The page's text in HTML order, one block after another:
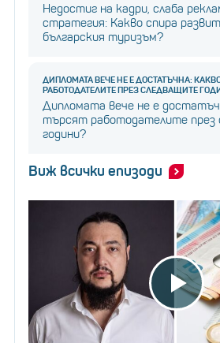
Недостиг на кадри, слаба
стратегия: Какво спира
българския туризъм?
ДИПЛОМАТА ВЕЧЕ НЕ Е ДОСТАТЪЧНА:
РАБОТОДАТЕЛИТЕ ПРЕЗ СЛЕДВАЩИТЕ
Дипломата вече не е
търсят работодателите през
години?
Виж всички епизоди